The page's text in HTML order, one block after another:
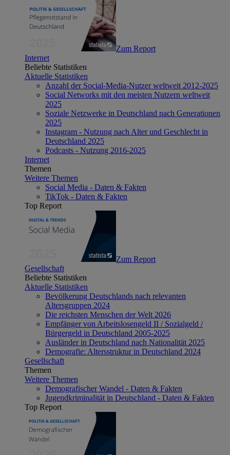
Zum Report
Internet
Beliebte Statistiken
Aktuelle Statistiken
Anzahl der Social-Media-Nutzer weltweit 2012-2025
Social Networks mit den meisten Nutzern weltweit
2025
Soziale Netzwerke in Deutschland nach Generationen
2025
Instagram - Nutzung nach Alter und Geschlecht in
Deutschland 2025
Podcasts - Nutzung 2016-2025
Internet
Themen
Weitere Themen
Social Media - Daten & Fakten
TikTok - Daten & Fakten
Top Report
Zum Report
Gesellschaft
Beliebte Statistiken
Aktuelle Statistiken
Bevölkerung Deutschlands nach relevanten
Altersgruppen 2024
Die reichsten Menschen der Welt 2026
Empfänger von Arbeitslosengeld II / Sozialgeld /
Bürgergeld in Deutschland 2005-2025
Ausländer in Deutschland nach Nationalität 2025
Demografie: Altersstruktur in Deutschland 2024
Gesellschaft
Themen
Weitere Themen
Demografischer Wandel - Daten & Fakten
Jugendkriminalität in Deutschland - Daten & Fakten
Top Report